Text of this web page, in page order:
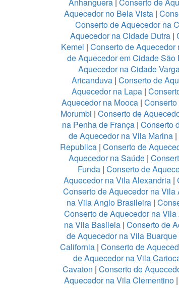
Aquecedor no Bela Vista|
Conserto de Aquecedor na
Aquecedor na Cidade Dutra |
Kemel | Conserto de
de Aquecedor em Cidade São
Aquecedor na Cidade
Aricanduva| Conserto de
Aquecedor na Lapa|
Aquecedor na Mooca|
Morumbi | Conserto de
na Penha de França | Conserto
de Aquecedor na Vila Marina|
Republica| Conserto de
Aquecedor na Saúde|
Funda | Conserto de
Aquecedor na Vila Alexandria|
Conserto de Aquecedor na Vila
na Vila Anglo Brasileira |
Conserto de Aquecedor na
na Vila Basileia | Conserto de
de Aquecedor na Vila Buarque
California | Conserto de
de Aquecedor na Vila
Cavaton | Conserto de
Aquecedor na Vila Clementino|